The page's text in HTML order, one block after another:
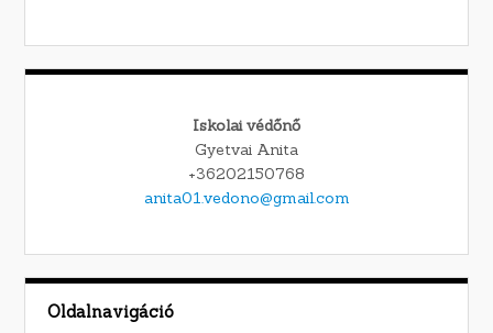
Iskolai védőnő
Gyetvai Anita
+36202150768
anita01.vedono@gmail.com
Oldalnavigáció